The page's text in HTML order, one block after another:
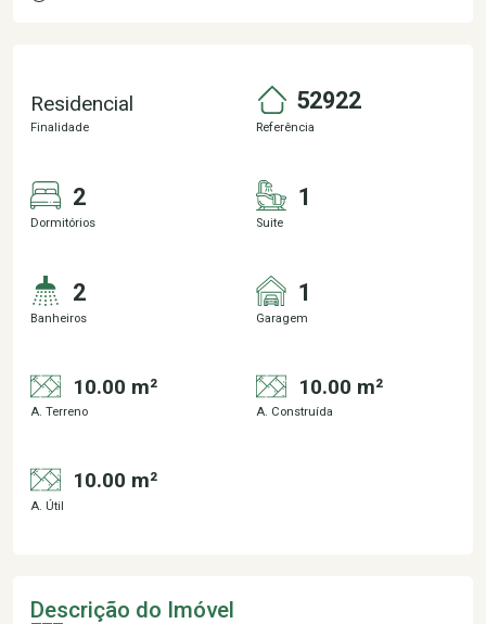
Residencial
Finalidade
52922
Referência
2
Dormitórios
1
Suite
2
Banheiros
1
Garagem
10.00 m²
A. Terreno
10.00 m²
A. Construída
10.00 m²
A. Útil
Descrição do Imóvel